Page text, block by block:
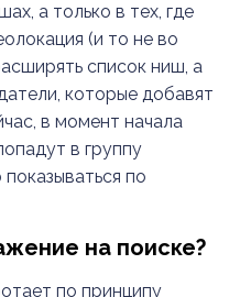
а только в тех, где
(и то не во
список ниш, а
которые добавят
в момент начала
в группу
по
на поиске?
по принципу